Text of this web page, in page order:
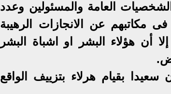
العامة والمسئولين وعدد
فى مكاتبهم عن الانجازات الرهيبة
أن هؤلاء البشر او اشباة البشر
بقيام هرلاء بتزييف الواقع